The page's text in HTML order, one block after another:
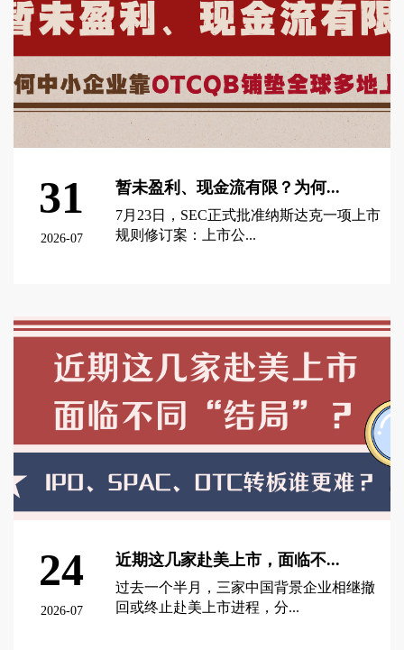
31
2026-07
暂未盈利、现金流有限？为何...
7月23日，SEC正式批准纳斯达克一项上市
规则修订案：上市公...
24
2026-07
近期这几家赴美上市，面临不...
过去一个半月，三家中国背景企业相继撤
回或终止赴美上市进程，分...